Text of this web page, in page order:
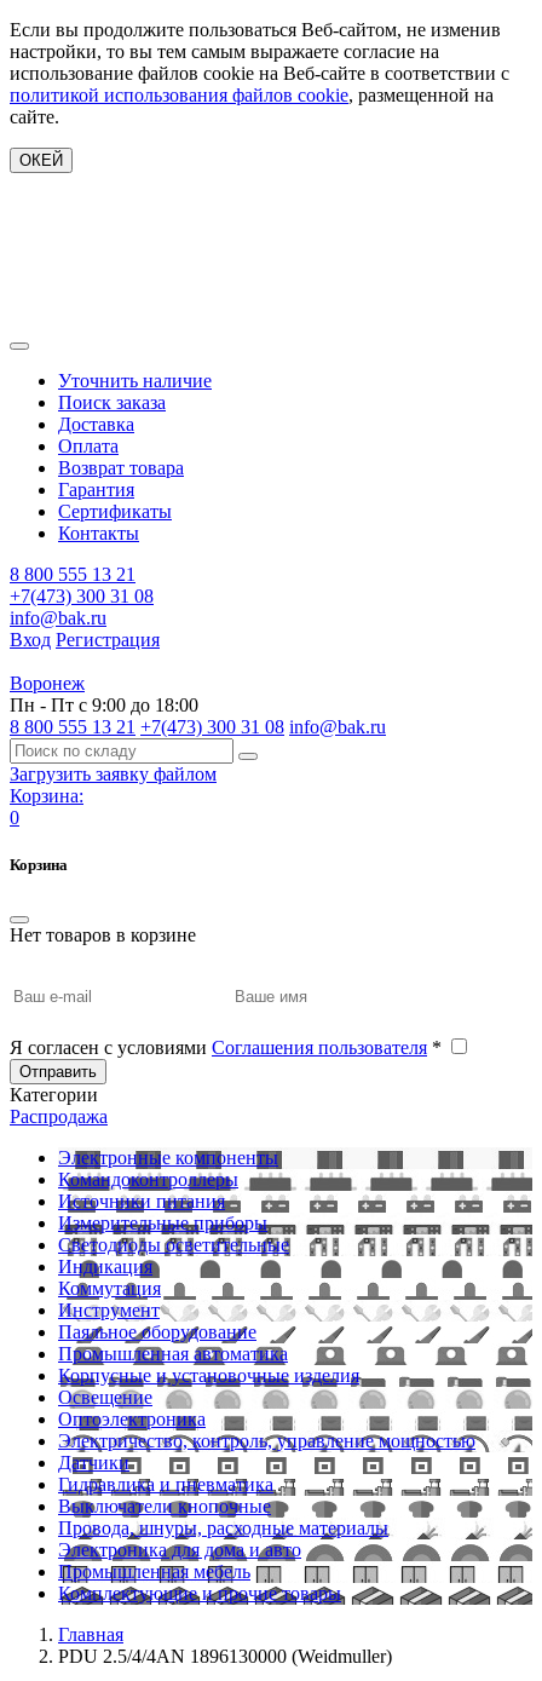
Если вы продолжите пользоваться Веб-сайтом, не изменив
настройки, то вы тем самым выражаете согласие на
использование файлов cookie на Веб-сайте в соответствии с
политикой использования файлов cookie, размещенной на
сайте.
ОКЕЙ
Уточнить наличие
Поиск заказа
Доставка
Оплата
Возврат товара
Гарантия
Сертификаты
Контакты
8 800 555 13 21
+7(473) 300 31 08
info@bak.ru
Вход Регистрация
Воронеж
Пн - Пт с 9:00 до 18:00
8 800 555 13 21 +7(473) 300 31 08 info@bak.ru
Загрузить заявку файлом
Корзина:
0
Корзина
Нет товаров в корзине
Я согласен с условиями Соглашения пользователя *
Отправить
Категории
Распродажа
Электронные компоненты
Командоконтроллеры
Источники питания
Измерительные приборы
Светодиоды осветительные
Индикация
Коммутация
Инструмент
Паяльное оборудование
Промышленная автоматика
Корпусные и установочные изделия
Освещение
Оптоэлектроника
Электричество, контроль, управление мощностью
Датчики
Гидравлика и пневматика
Выключатели кнопочные
Провода, шнуры, расходные материалы
Электроника для дома и авто
Промышленная мебель
Комплектующие и прочие товары
Главная
PDU 2.5/4/4AN 1896130000 (Weidmuller)